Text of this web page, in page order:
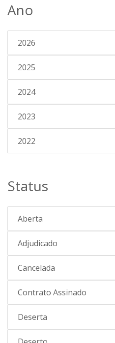
Ano
2026
2025
2024
2023
2022
Status
Aberta
Adjudicado
Cancelada
Contrato Assinado
Deserta